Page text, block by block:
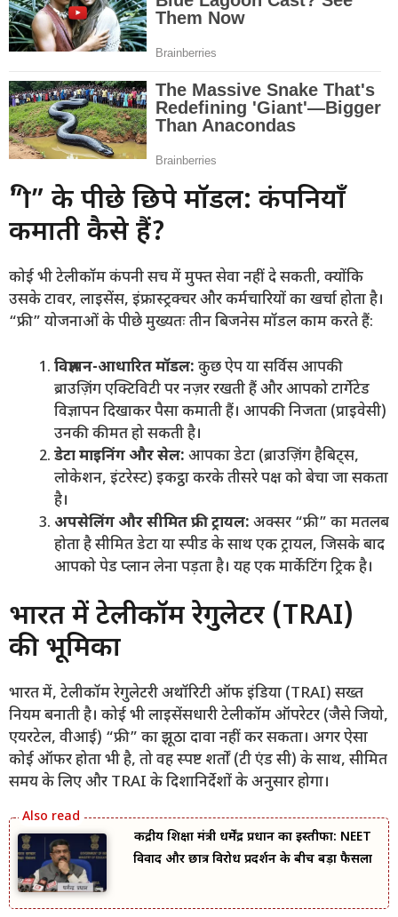
“फ्री” के पीछे छिपे मॉडल: कंपनियाँ
कमाती कैसे हैं?
कोई भी टेलीकॉम कंपनी सच में मुफ्त सेवा नहीं दे सकती, क्योंकि
उसके टावर, लाइसेंस, इंफ्रास्ट्रक्चर और कर्मचारियों का खर्चा होता है।
“फ्री” योजनाओं के पीछे मुख्यतः तीन बिजनेस मॉडल काम करते हैं:
विज्ञापन-आधारित मॉडल: कुछ ऐप या सर्विस आपकी
ब्राउज़िंग एक्टिविटी पर नज़र रखती हैं और आपको टार्गेटेड
विज्ञापन दिखाकर पैसा कमाती हैं। आपकी निजता (प्राइवेसी)
उनकी कीमत हो सकती है।
डेटा माइनिंग और सेल: आपका डेटा (ब्राउज़िंग हैबिट्स,
लोकेशन, इंटरेस्ट) इकट्ठा करके तीसरे पक्ष को बेचा जा सकता
है।
अपसेलिंग और सीमित फ्री ट्रायल: अक्सर “फ्री” का मतलब
होता है सीमित डेटा या स्पीड के साथ एक ट्रायल, जिसके बाद
आपको पेड प्लान लेना पड़ता है। यह एक मार्केटिंग ट्रिक है।
भारत में टेलीकॉम रेगुलेटर (TRAI)
की भूमिका
भारत में, टेलीकॉम रेगुलेटरी अथॉरिटी ऑफ इंडिया (TRAI) सख्त
नियम बनाती है। कोई भी लाइसेंसधारी टेलीकॉम ऑपरेटर (जैसे जियो,
एयरटेल, वीआई) “फ्री” का झूठा दावा नहीं कर सकता। अगर ऐसा
कोई ऑफर होता भी है, तो वह स्पष्ट शर्तों (टी एंड सी) के साथ, सीमित
समय के लिए और TRAI के दिशानिर्देशों के अनुसार होगा।
केंद्रीय शिक्षा मंत्री धर्मेंद्र प्रधान का इस्तीफा: NEET
विवाद और छात्र विरोध प्रदर्शन के बीच बड़ा फैसला